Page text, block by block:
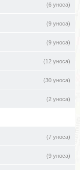
(6 уноса)
(9 уноса)
(9 уноса)
(12 уноса)
(30 уноса)
(2 уноса)
(7 уноса)
(9 уноса)